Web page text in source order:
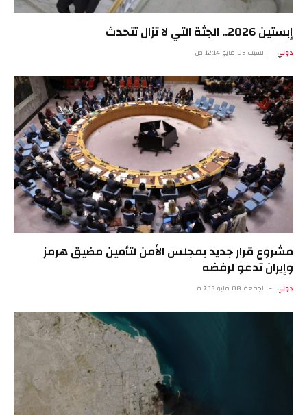
إبستين 2026.. الجثة التي لا تزال تتحدث
دولي السبت 09 مايو 12:14 ص
مشروع قرار جديد بمجلس الأمن لتأمين مضيق هرمز
وإيران تدعو لرفضه
دولي الجمعة 08 مايو 7:13 م